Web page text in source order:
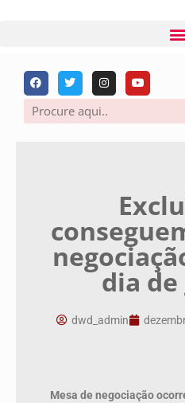
dia
dwd_admin
Mesa de negociação